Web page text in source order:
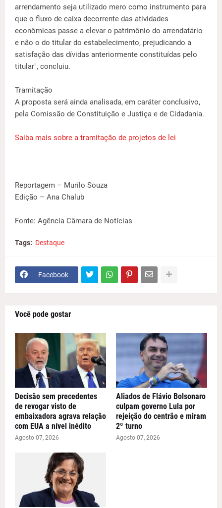
arrendamento seja utilizado mero como instrumento para
que o fluxo de caixa decorrente das atividades
econômicas passe a elevar o patrimônio do arrendatário
e não o do titular do estabelecimento, prejudicando a
satisfação das dívidas anteriormente constituídas pelo
titular", concluiu.
Tramitação
A proposta será ainda analisada, em caráter conclusivo,
pela Comissão de Constituição e Justiça e de Cidadania.
Saiba mais sobre a tramitação de projetos de lei
Reportagem – Murilo Souza
Edição – Ana Chalub
Fonte: Agência Câmara de Notícias
Tags: Destaque
Facebook
Você pode gostar
Decisão sem precedentes
de revogar visto de
embaixadora agrava relação
com EUA a nível inédito
Agosto 07, 2026
Aliados de Flávio Bolsonaro
culpam governo Lula por
rejeição do centrão e miram
2º turno
Agosto 07, 2026